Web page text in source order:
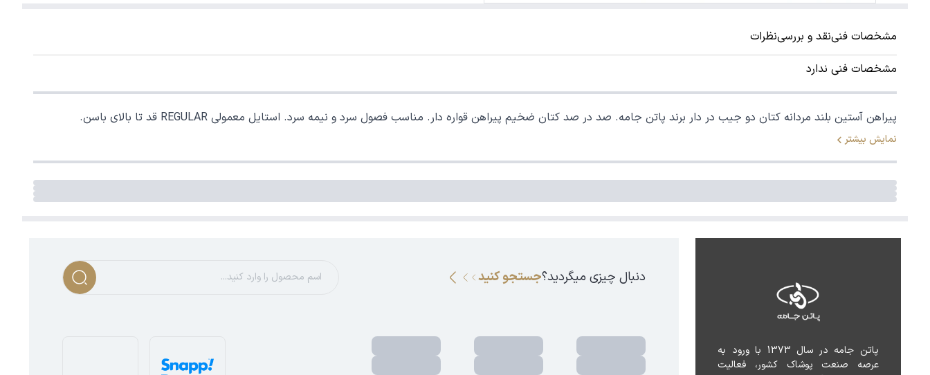
مشخصات فنینقد و بررسینظرات
مشخصات فنی ندارد
پیراهن آستین بلند مردانه کتان دو جیب در دار برند پاتن جامه. صد در صد کتان ضخیم پیراهن قواره دار. مناسب فصول سرد و نیمه سرد. استایل معمولی REGULAR قد تا بالای باسن.
نمایش بیشتر
دنبال چیزی میگردید؟جستجو کنید